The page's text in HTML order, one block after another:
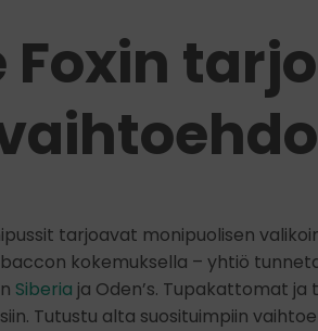
Foxin
tarjoavat monipuolisen
kokemuksella – yhtiö
Siberia ja Oden’s. Tupakattomat
Tutustu alta suosituimpiin